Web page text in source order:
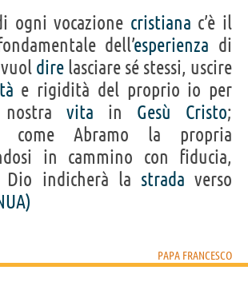
ogni vocazione cristiana c’è il
dell’esperienza di
vuol dire lasciare sé stessi, uscire
e rigidità del proprio io per
vita in Gesù Cristo;
come Abramo la propria
in cammino con fiducia,
Dio indicherà la strada verso
PAPA FRANCESCO